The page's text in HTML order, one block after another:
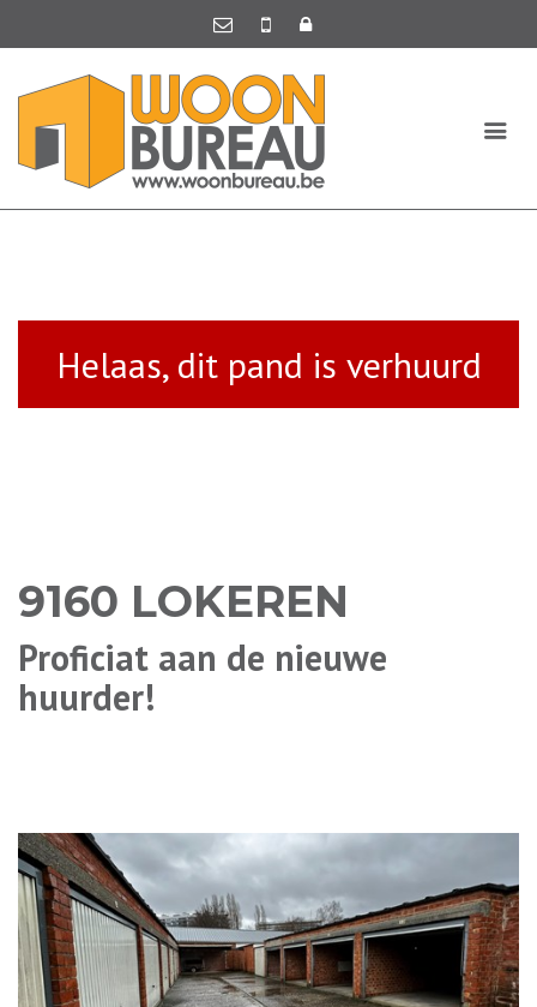
Helaas, dit pand is verhuurd
9160 LOKEREN
Proficiat aan de nieuwe
huurder!